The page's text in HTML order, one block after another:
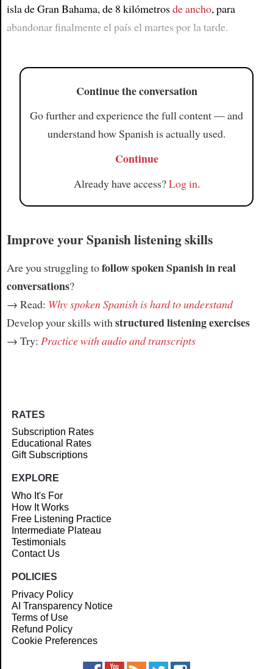
isla de Gran Bahama, de 8 kilómetrosde ancho, para
abandonar finalmente el país el martes por la tarde.
Continue the conversation
Go further and experience the full content — and
understand how Spanish is actually used.
Continue
Already have access?Log in.
Improve your Spanish listening skills
Are you struggling tofollow spoken Spanish in real
conversations?
→ Read: Why spoken Spanish is hard to understand
Develop your skills withstructured listening exercises
→ Try: Practice with audio and transcripts
RATES
Subscription Rates
Educational Rates
Gift Subscriptions
EXPLORE
Who It's For
How It Works
Free Listening Practice
Intermediate Plateau
Testimonials
Contact Us
POLICIES
Privacy Policy
AI Transparency Notice
Terms of Use
Refund Policy
Cookie Preferences